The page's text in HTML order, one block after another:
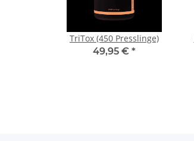
TriTox (450 Presslinge)
49,95 € *